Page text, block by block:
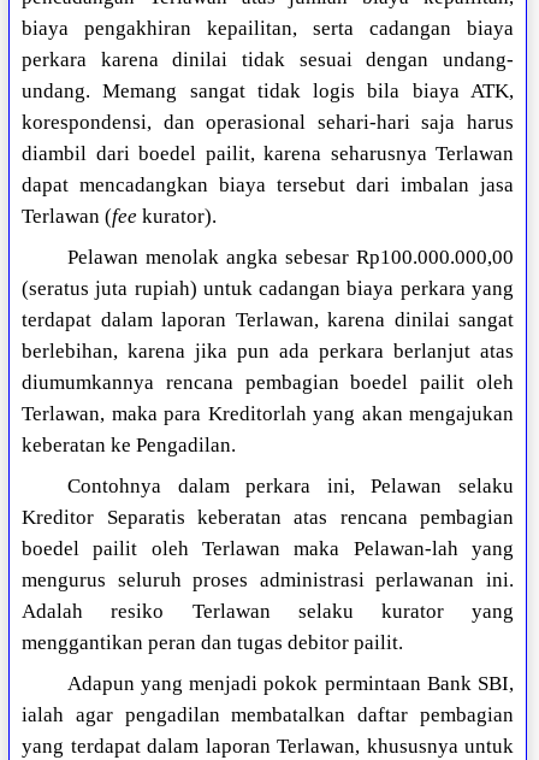
biaya pengakhiran kepailitan, serta cadangan biaya
perkara karena dinilai tidak sesuai dengan undang-
undang. Memang sangat tidak logis bila biaya ATK,
korespondensi, dan operasional sehari-hari saja harus
diambil dari boedel pailit, karena seharusnya Terlawan
dapat mencadangkan biaya tersebut dari imbalan jasa
Terlawan (feekurator).
Pelawan menolak angka sebesar Rp100.000.000,00
(seratus juta rupiah) untuk cadangan biaya perkara yang
terdapat dalam laporan Terlawan, karena dinilai sangat
berlebihan, karena jika pun ada perkara berlanjut atas
diumumkannya rencana pembagian boedel pailit oleh
Terlawan, maka para Kreditorlah yang akan mengajukan
keberatan ke Pengadilan.
Contohnya dalam perkara ini, Pelawan selaku
Kreditor Separatis keberatan atas rencana pembagian
boedel pailit oleh Terlawan maka Pelawan-lah yang
mengurus seluruh proses administrasi perlawanan ini.
Adalah resiko Terlawan selaku kurator yang
menggantikan peran dan tugas debitor pailit.
Adapun yang menjadi pokok permintaan Bank SBI,
ialah agar pengadilan membatalkan daftar pembagian
yang terdapat dalam laporan Terlawan, khususnya untuk